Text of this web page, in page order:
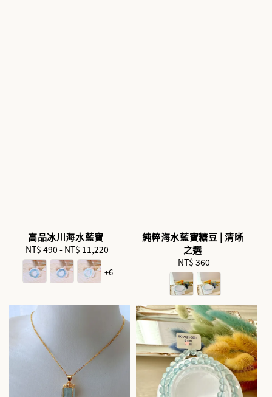
高品冰川海水藍寶
Regular
price
NT$ 490 - NT$ 11,220
+6
純粹海水藍寶糖豆 | 清晰
之選
Regular
price
NT$ 360